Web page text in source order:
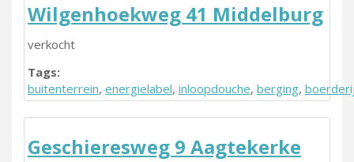
Wilgenhoekweg 41 Middelburg
verkocht
Tags:
buitenterrein, energielabel, inloopdouche, berging,
Geschieresweg 9 Aagtekerke